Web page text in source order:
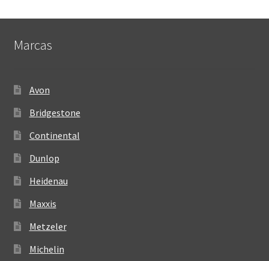
Marcas
Avon
Bridgestone
Continental
Dunlop
Heidenau
Maxxis
Metzeler
Michelin